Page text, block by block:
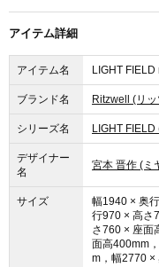
す。遊びにきた弟からも座
っていました。
これも チェア
とかぶります
小さな子供がいるので座面
カバーをかけていることが
使用しています。
アイテム詳細
アイテム名 LIGHT
ブランド名 Ritzwell (リ
シリーズ名 LIGHT
デザイナー
名
宮本 晋作 (ミ
サイズ
幅1940 × 奥
行970 × 高さ
さ760 × 座面
面高400mm
m，幅2770 ×